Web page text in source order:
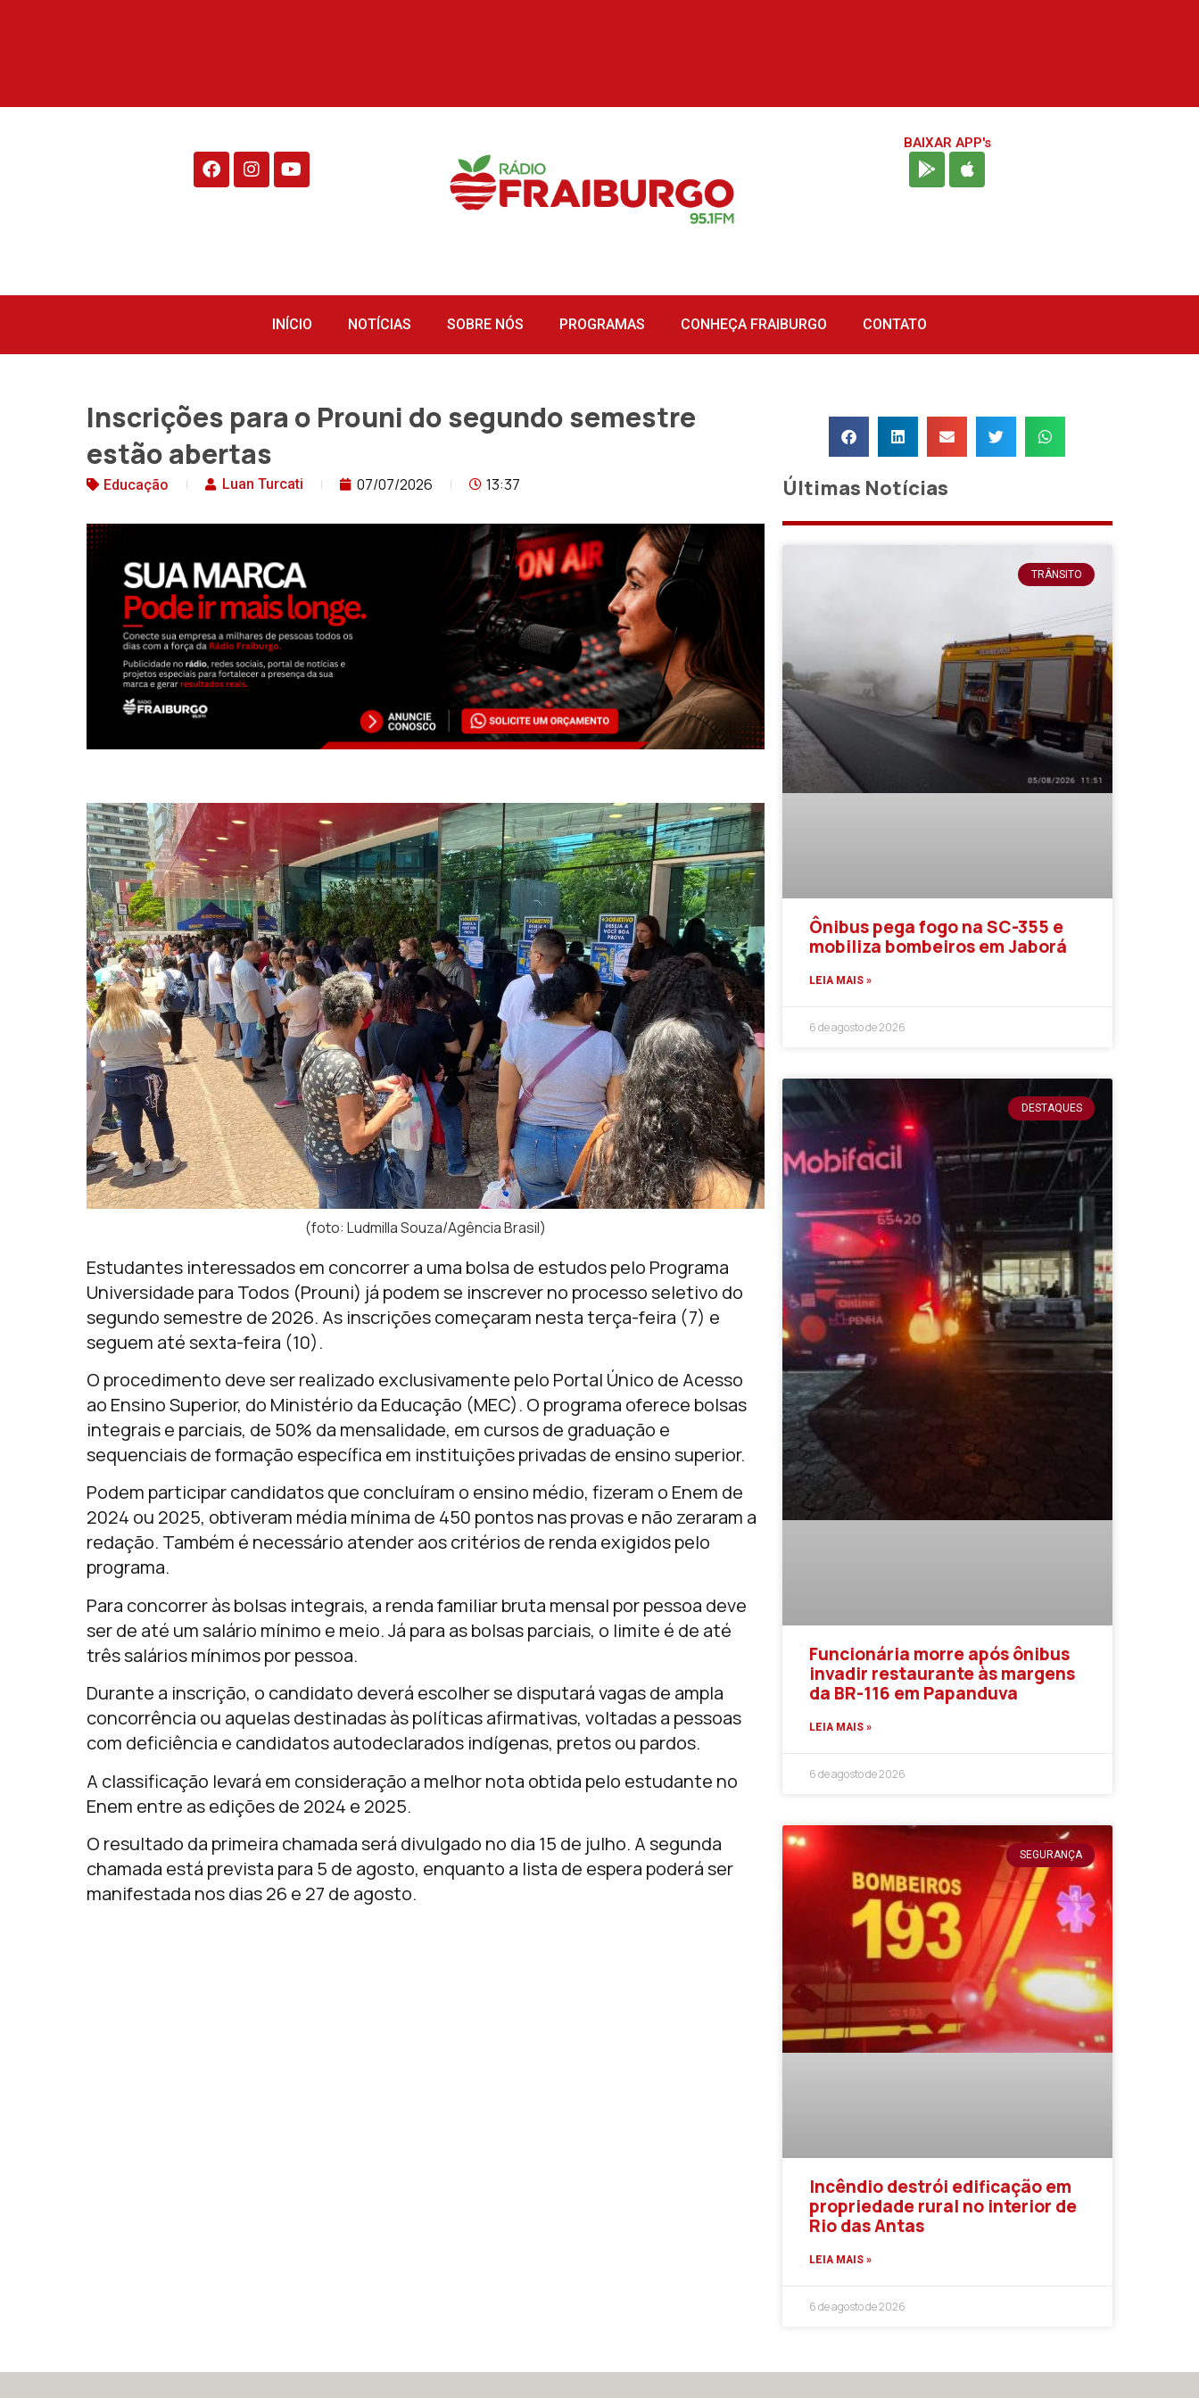
BAIXAR APP's
INÍCIO NOTÍCIAS SOBRE NÓS PROGRAMAS CONHEÇA FRAIBURGO CONTATO
Inscrições para o Prouni do segundo semestre
estão abertas
Educação Luan Turcati 07/07/2026 13:37
(foto: Ludmilla Souza/Agência Brasil)
Estudantes interessados em concorrer a uma bolsa de estudos pelo Programa
Universidade para Todos (Prouni) já podem se inscrever no processo seletivo do
segundo semestre de 2026. As inscrições começaram nesta terça-feira (7) e
seguem até sexta-feira (10).
O procedimento deve ser realizado exclusivamente pelo Portal Único de Acesso
ao Ensino Superior, do Ministério da Educação (MEC). O programa oferece bolsas
integrais e parciais, de 50% da mensalidade, em cursos de graduação e
sequenciais de formação específica em instituições privadas de ensino superior.
Podem participar candidatos que concluíram o ensino médio, fizeram o Enem de
2024 ou 2025, obtiveram média mínima de 450 pontos nas provas e não zeraram a
redação. Também é necessário atender aos critérios de renda exigidos pelo
programa.
Para concorrer às bolsas integrais, a renda familiar bruta mensal por pessoa deve
ser de até um salário mínimo e meio. Já para as bolsas parciais, o limite é de até
três salários mínimos por pessoa.
Durante a inscrição, o candidato deverá escolher se disputará vagas de ampla
concorrência ou aquelas destinadas às políticas afirmativas, voltadas a pessoas
com deficiência e candidatos autodeclarados indígenas, pretos ou pardos.
A classificação levará em consideração a melhor nota obtida pelo estudante no
Enem entre as edições de 2024 e 2025.
O resultado da primeira chamada será divulgado no dia 15 de julho. A segunda
chamada está prevista para 5 de agosto, enquanto a lista de espera poderá ser
manifestada nos dias 26 e 27 de agosto.
Últimas Notícias
TRÂNSITO
Ônibus pega fogo na SC-355 e
mobiliza bombeiros em Jaborá
LEIA MAIS »
6 de agosto de 2026
DESTAQUES
Funcionária morre após ônibus
invadir restaurante às margens
da BR-116 em Papanduva
LEIA MAIS »
6 de agosto de 2026
SEGURANÇA
Incêndio destrói edificação em
propriedade rural no interior de
Rio das Antas
LEIA MAIS »
6 de agosto de 2026